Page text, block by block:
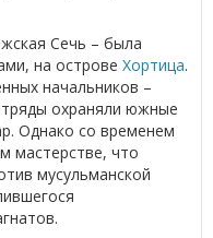
Сечь – была
на острове Хортица.
начальников –
охраняли южные
Однако со временем
мастерстве, что
мусульманской